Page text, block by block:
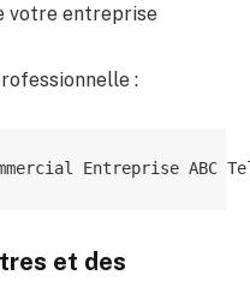
votre entreprise
:
Entreprise ABC
et des